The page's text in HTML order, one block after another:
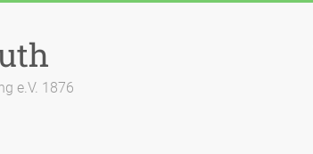
e.V. 1876